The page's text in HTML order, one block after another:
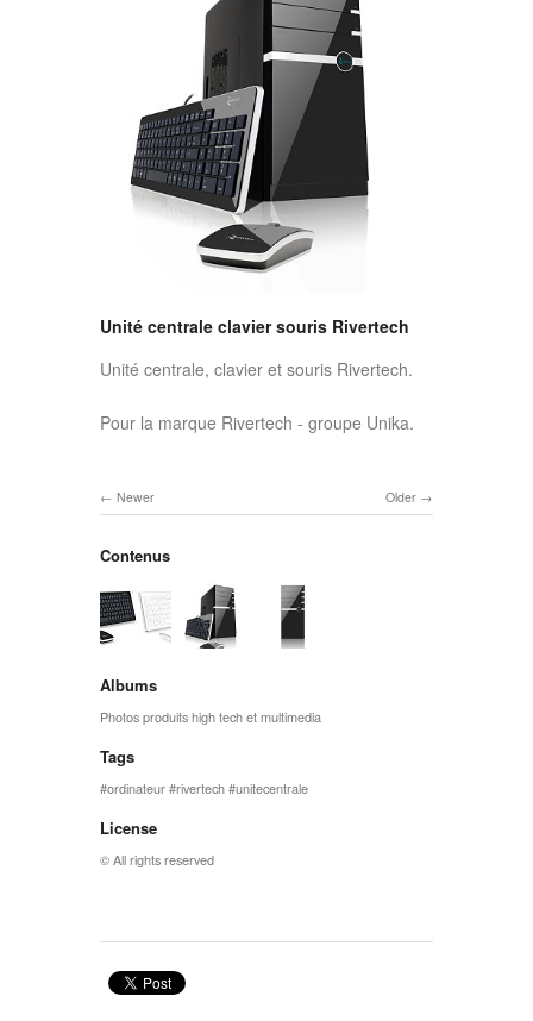
Unité centrale clavier souris Rivertech
Unité centrale, clavier et souris Rivertech.
Pour la marque Rivertech - groupe Unika.
Older
Newer
Contenus
Albums
Photos produits high tech et multimedia
Tags
ordinateur rivertech unitecentrale
License
© All rights reserved